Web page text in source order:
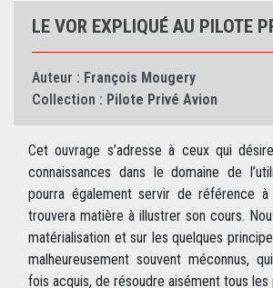
LE VOR EXPLIQUÉ AU PILOTE
Auteur : François Mougery
Collection : Pilote Privé Avion
Cet ouvrage s’adresse à ceux qui
connaissances dans le domaine de
pourra également servir de référence à
trouvera matière à illustrer son cours.
matérialisation et sur les quelques
malheureusement souvent méconnus,
fois acquis, de résoudre aisément tous les